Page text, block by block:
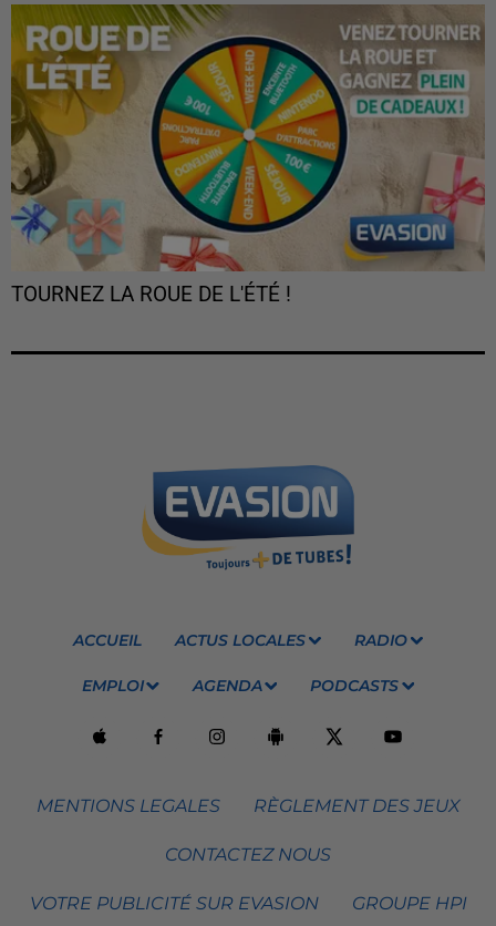
TOURNEZ LA ROUE DE L'ÉTÉ !
ACCUEIL ACTUS LOCALES RADIO
EMPLOI AGENDA PODCASTS
MENTIONS LEGALES RÈGLEMENT DES JEUX
CONTACTEZ NOUS
VOTRE PUBLICITÉ SUR EVASION GROUPE HPI